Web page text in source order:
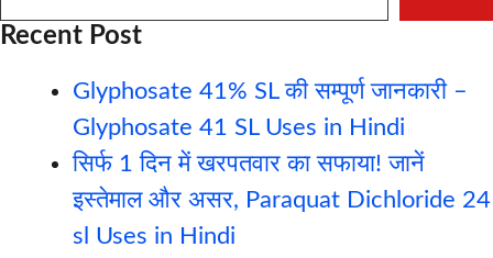
Recent Post
Glyphosate 41% SL की सम्पूर्ण जानकारी –
Glyphosate 41 SL Uses in Hindi
सिर्फ 1 दिन में खरपतवार का सफाया! जानें
इस्तेमाल और असर, Paraquat Dichloride 24
sl Uses in Hindi